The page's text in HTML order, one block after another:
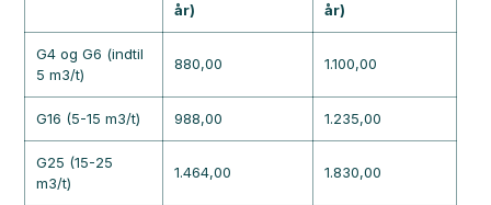
år)
år)
G4 og G6 (indtil
5 m3/t)
880,00 1.100,00
G16 (5-15 m3/t) 988,00 1.235,00
G25 (15-25
m3/t)
1.464,00 1.830,00